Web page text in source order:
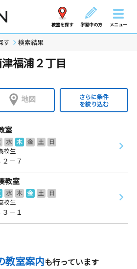
教室を探す 学習中の方 メニュー
す 検索結果
福浦２丁目
地図
さらに条件
を絞り込む
室
水 木 金 土
日
校生
－７
教室
水 木 金 土
日
校生
－１
教室案内も行っています